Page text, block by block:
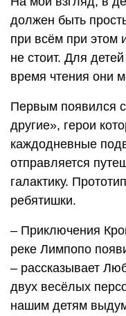
должен быть
при всём при этом
не стоит. Для
время чтения они
Первым появился
другие», герои
каждодневные
отправляется
галактику.
ребятишки.
– Приключения
реке Лимпопо
– рассказывает
двух весёлых
нашим детям